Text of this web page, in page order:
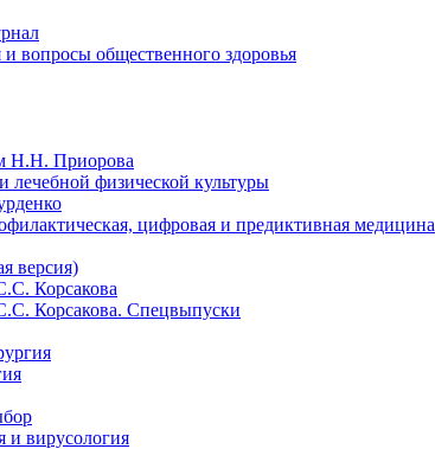
вопросы общественного здоровья
Н.Н. Приорова
физической культуры
цифровая и предиктивная медицина
версия)
Корсакова
Корсакова. Спецвыпуски
и вирусология